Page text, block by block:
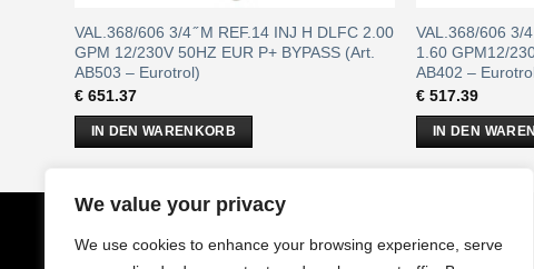
We value your privacy
We use cookies to enhance your browsing experience, serve
VAL.368/606 3/4 ̋ M REF.14 INJ H DLFC 2.00
GPM 12/230V 50HZ EUR P+ BYPASS (Art.
AB503 – Eurotrol)
€651.37
IN DEN WARENKORB
VAL.368/606 3/
1.60 GPM12/
AB402 –
€ 517.39
IN DEN
CobrAmGmbH
Impressum